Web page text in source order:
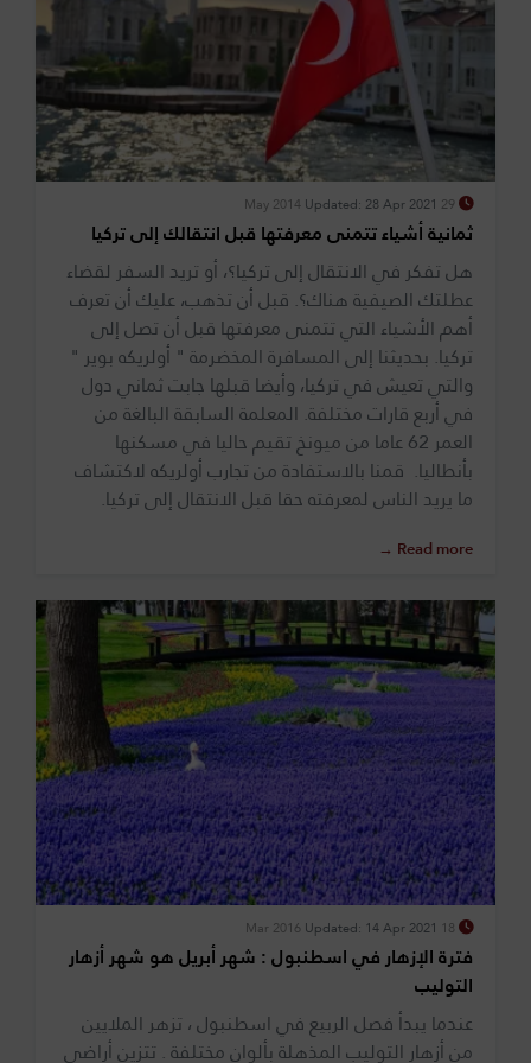
29 May 2014
Updated: 28 Apr 2021
ثمانية أشياء تتمنى معرفتها قبل انتقالك إلى تركيا
هل تفكر في الانتقال إلى تركيا؟، أو تريد السفر لقضاء
عطلتك الصيفية هناك؟. قبل أن تذهب، عليك أن تعرف
أهم الأشياء التي تتمنى معرفتها قبل أن تصل إلى
تركيا. بحديثنا إلى المسافرة المخضرمة " أولريكه بوير "
والتي تعيش في تركيا، وأيضا قبلها جابت ثماني دول
في أربع قارات مختلفة. المعلمة السابقة البالغة من
العمر 62 عاما من ميونخ تقيم حاليا في مسكنها
بأنطاليا. قمنا بالاستفادة من تجارب أولريكه لاكتشاف
ما يريد الناس لمعرفته حقا قبل الانتقال إلى تركيا.
Read more →
18 Mar 2016
Updated: 14 Apr 2021
فترة الإزهار في اسطنبول : شهر أبريل هو شهر أزهار
التوليب
عندما يبدأ فصل الربيع في اسطنبول ، تزهر الملايين
من أزهار التوليب المذهلة بألوان مختلفة . تتزين أراضي